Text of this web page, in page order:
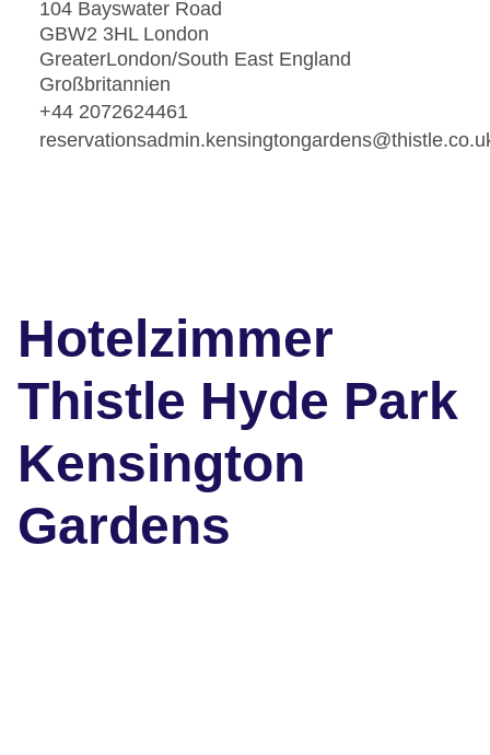
104 Bayswater Road
GBW2 3HL London
GreaterLondon/South East England
Großbritannien
+44 2072624461
Hotelzimmer
Thistle Hyde Park
Kensington
Gardens